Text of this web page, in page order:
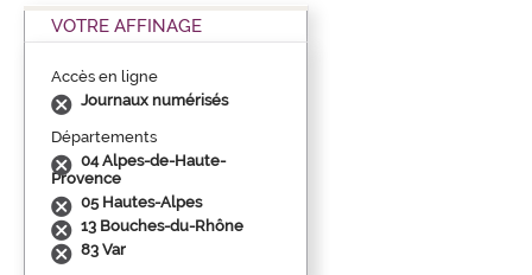
VOTRE AFFINAGE
Accès en ligne
Journaux numérisés
Départements
04 Alpes-de-Haute-
Provence
05 Hautes-Alpes
13 Bouches-du-Rhône
83 Var